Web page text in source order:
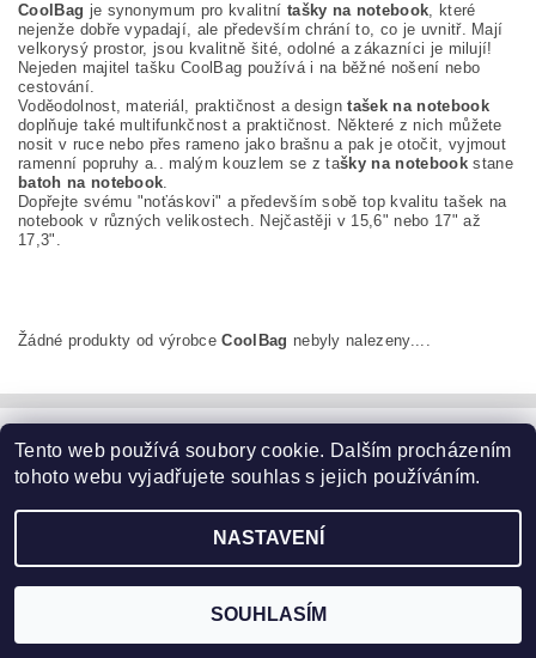
CoolBag je synonymum pro kvalitní tašky na notebook, které
nejenže dobře vypadají, ale především chrání to, co je uvnitř. Mají
velkorysý prostor, jsou kvalitně šité, odolné a zákazníci je milují!
Nejeden majitel tašku CoolBag používá i na běžné nošení nebo
cestování.
Voděodolnost, materiál, praktičnost a designtašek na notebook
doplňuje také multifunkčnost a praktičnost. Některé z nich můžete
nosit v ruce nebo přes rameno jako brašnu a pak je otočit, vyjmout
ramenní popruhy a.. malým kouzlem se z tašky na notebookstane
batoh na notebook.
Dopřejte svému "noťáskovi" a především sobě top kvalitu tašek na
notebook v různých velikostech. Nejčastěji v 15,6" nebo 17" až
17,3".
Žádné produkty od výrobceCoolBag nebyly nalezeny....
Kontaktujte nás | Obchodní podmínky | Ochrana osobních údajů |
Jak vrátit zboží | Jak reklamovat zboží
Vytvořil Shoptet
Tento web používá soubory cookie. Dalším procházením
tohoto webu vyjadřujete souhlas s jejich používáním.
NASTAVENÍ
SOUHLASÍM